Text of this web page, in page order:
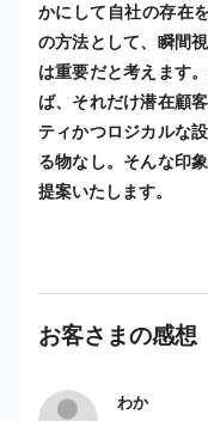
かにして自社の存在
の方法として、瞬間
は重要だと考えます
ば、それだけ潜在顧
ティかつロジカルな
る物なし。そんな印
提案いたします。
お客さまの感想
わか